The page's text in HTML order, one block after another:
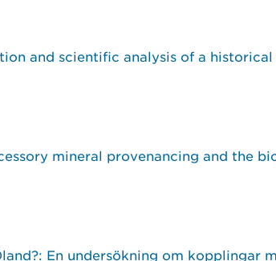
and scientific analysis of a
mineral provenancing and the
En undersökning om kopplingar